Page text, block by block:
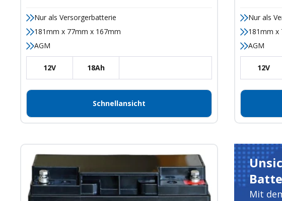
Nur als Versorgerbatterie
181mm x 77mm x 167mm
AGM
12V 18Ah
Schnellansicht
Nur als
181mm x
AGM
12V
Mit